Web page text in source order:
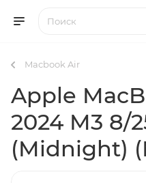
Macbook Air
Apple
2024 M3 8/
(Midnight)